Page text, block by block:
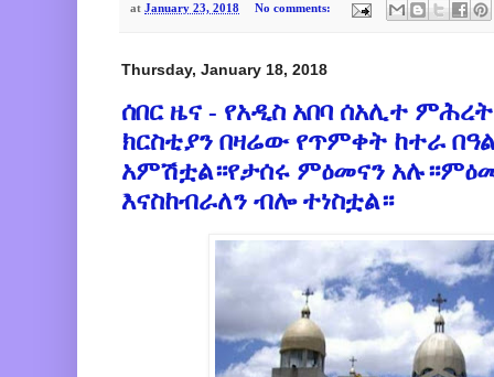
at January 23, 2018 No comments:
Thursday, January 18, 2018
ሰበር ዜና - የአዲስ አበባ ሰአሊተ
ክርስቲያን በዛሬው የጥምቀት ከተራ
አምሽቷል።የታሰሩ ምዕመናን
እናስከብራለን ብሎ ተነስቷል።